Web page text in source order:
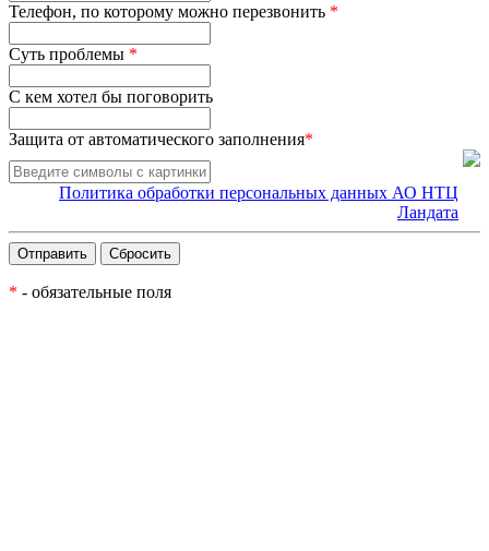
Телефон, по которому можно перезвонить *
Суть проблемы *
С кем хотел бы поговорить
Защита от автоматического заполнения*
Политика обработки персональных данных АО НТЦ
Ландата
* - обязательные поля